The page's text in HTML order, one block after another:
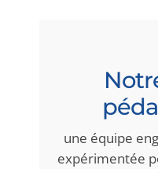
une équipe
expérimentée